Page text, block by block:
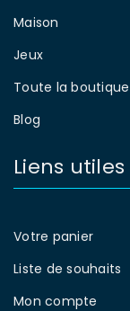
Maison
Jeux
Toute la boutique
Blog
Liens utiles
Votre panier
Liste de souhaits
Mon compte